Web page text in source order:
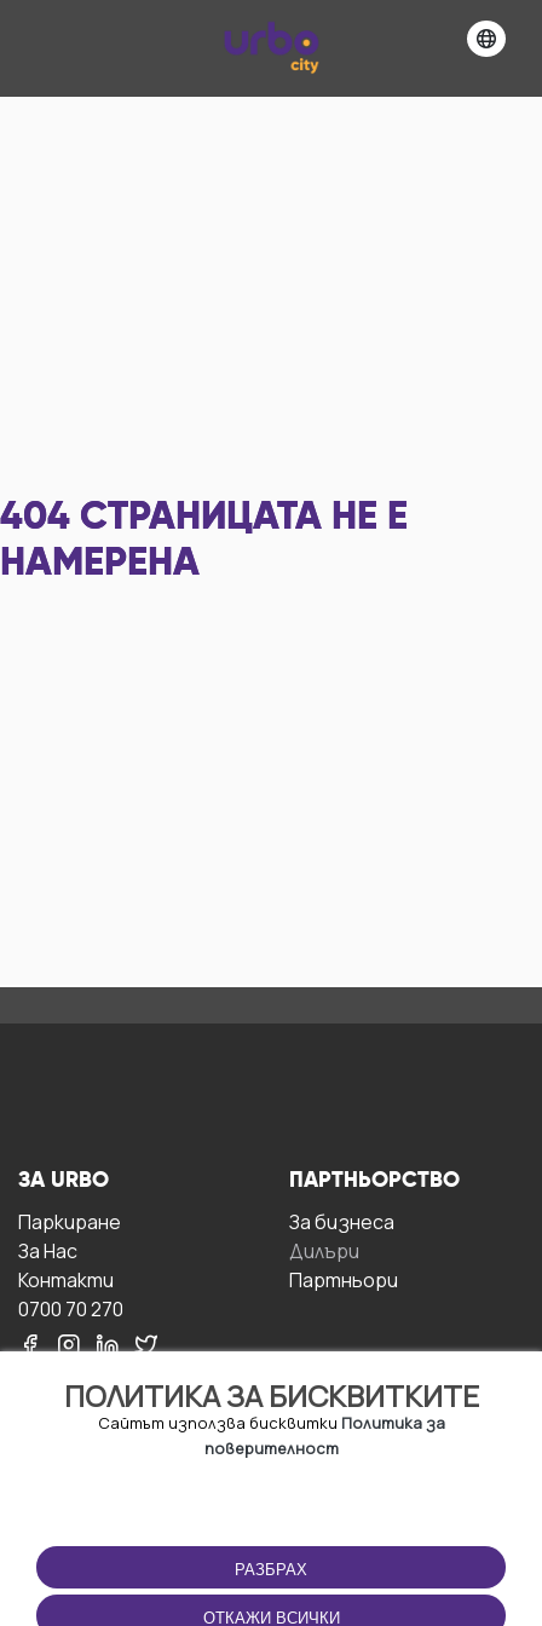
404 СТРАНИЦАТА НЕ Е
НАМЕРЕНА
ПОЛИТИКА ЗА БИСКВИТКИТЕ
Сайтът използва бисквитки Политика за
поверителност
РАЗБРАХ
ОТКАЖИ ВСИЧКИ
ЗА URBO
Паркиране
За Hас
Контакти
0700 70 270
ПАРТНЬОРСТВО
За бизнесa
Дилъри
Партньори
ПОЛЗВАНЕ
Правила и условия за
ползване
ПРИЛОЖЕНИЕТО